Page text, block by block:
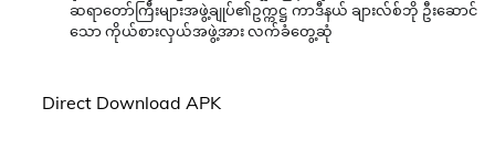
ဆရာတော်ကြီးများအဖွဲ့ချုပ်၏ဥက္ကဋ္ဌ ကာဒီနယ် ချားလ်စ်ဘို ဦးဆောင်
သော ကိုယ်စားလှယ်အဖွဲ့အား လက်ခံတွေ့ဆုံ
Direct Download APK